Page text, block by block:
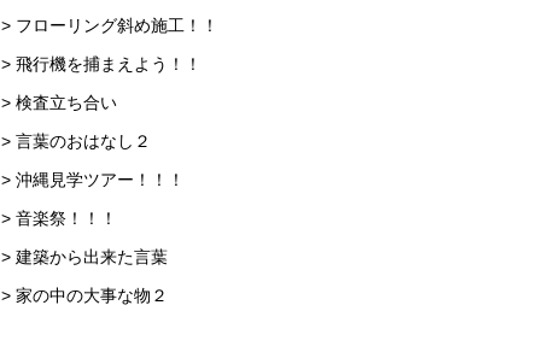
> フローリング斜め施工！！
> 飛行機を捕まえよう！！
> 検査立ち合い
> 言葉のおはなし２
> 沖縄見学ツアー！！！
> 音楽祭！！！
> 建築から出来た言葉
> 家の中の大事な物２